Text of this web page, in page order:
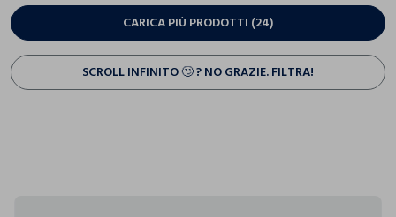
CARICA PIÙ PRODOTTI (24)
SCROLL INFINITO 🙄 ? NO GRAZIE. FILTRA!